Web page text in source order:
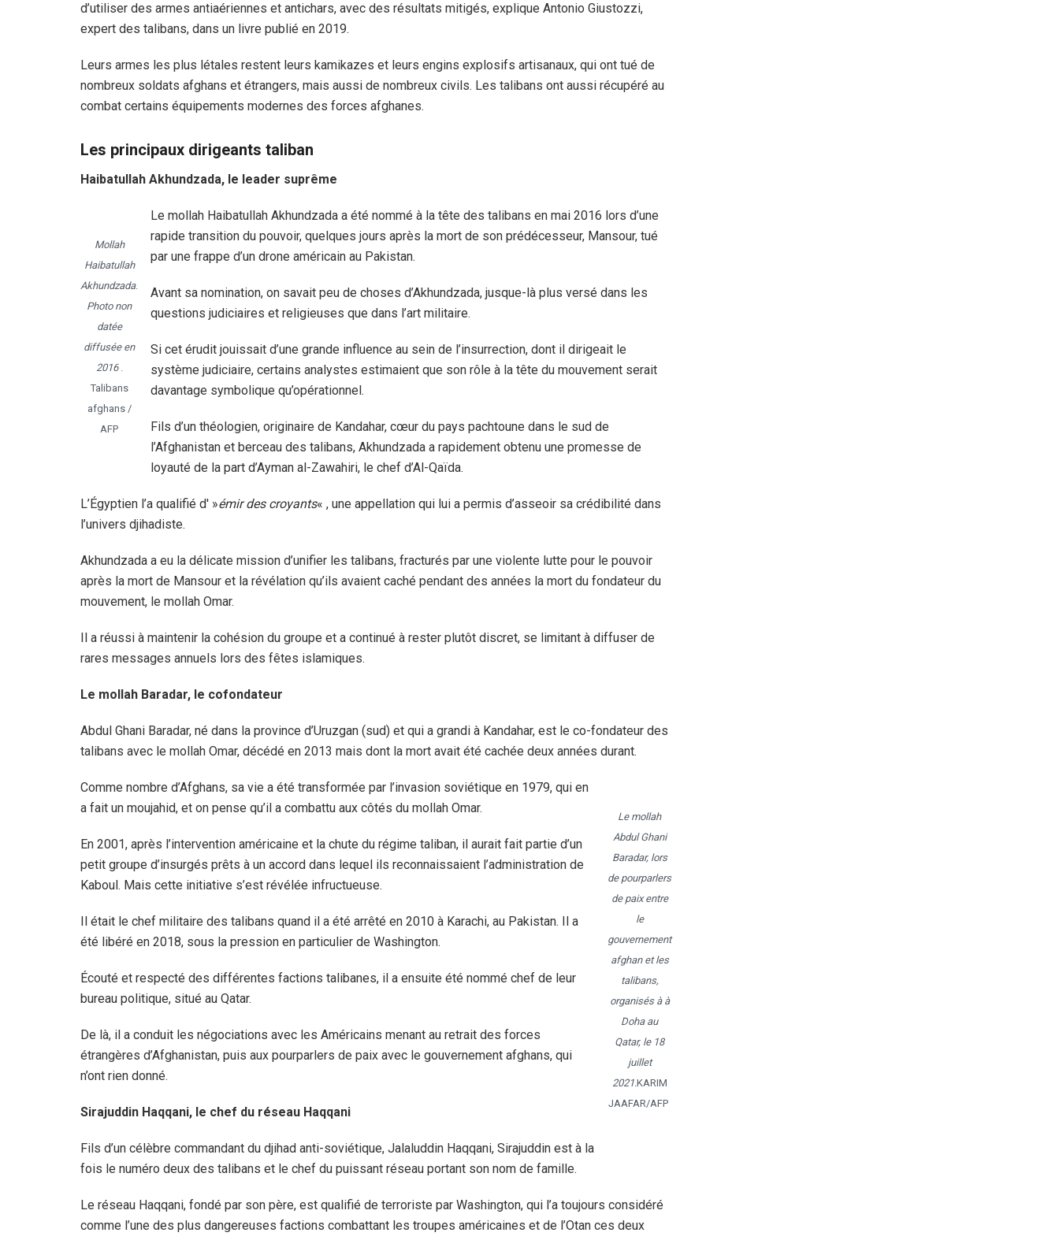
d’utiliser des armes antiaériennes et antichars, avec des résultats mitigés, explique Antonio Giustozzi,
expert des talibans, dans un livre publié en 2019.
Leurs armes les plus létales restent leurs kamikazes et leurs engins explosifs artisanaux, qui ont tué de
nombreux soldats afghans et étrangers, mais aussi de nombreux civils. Les talibans ont aussi récupéré au
combat certains équipements modernes des forces afghanes.
Les principaux dirigeants taliban
Haibatullah Akhundzada, le leader suprême
Mollah
Haibatullah
Akhundzada.
Photo non
datée
diffusée en
2016.
Talibans
afghans /
AFP
Le mollah Haibatullah Akhundzada a été nommé à la tête des talibans en mai 2016 lors d’une
rapide transition du pouvoir, quelques jours après la mort de son prédécesseur, Mansour, tué
par une frappe d’un drone américain au Pakistan.
Avant sa nomination, on savait peu de choses d’Akhundzada, jusque-là plus versé dans les
questions judiciaires et religieuses que dans l’art militaire.
Si cet érudit jouissait d’une grande influence au sein de l’insurrection, dont il dirigeait le
système judiciaire, certains analystes estimaient que son rôle à la tête du mouvement serait
davantage symbolique qu’opérationnel.
Fils d’un théologien, originaire de Kandahar, cœur du pays pachtoune dans le sud de
l’Afghanistan et berceau des talibans, Akhundzada a rapidement obtenu une promesse de
loyauté de la part d’Ayman al-Zawahiri, le chef d’Al-Qaïda.
L’Égyptien l’a qualifié d' »émir des croyants« , une appellation qui lui a permis d’asseoir sa crédibilité dans
l’univers djihadiste.
Akhundzada a eu la délicate mission d’unifier les talibans, fracturés par une violente lutte pour le pouvoir
après la mort de Mansour et la révélation qu’ils avaient caché pendant des années la mort du fondateur du
mouvement, le mollah Omar.
Il a réussi à maintenir la cohésion du groupe et a continué à rester plutôt discret, se limitant à diffuser de
rares messages annuels lors des fêtes islamiques.
Le mollah Baradar, le cofondateur
Abdul Ghani Baradar, né dans la province d’Uruzgan (sud) et qui a grandi à Kandahar, est le co-fondateur des
talibans avec le mollah Omar, décédé en 2013 mais dont la mort avait été cachée deux années durant.
Le mollah
Abdul Ghani
Baradar, lors
de pourparlers
de paix entre
le
gouvernement
afghan et les
talibans,
organisés à à
Doha au
Qatar, le 18
juillet
2021.KARIM
JAAFAR/AFP
Comme nombre d’Afghans, sa vie a été transformée par l’invasion soviétique en 1979, qui en
a fait un moujahid, et on pense qu’il a combattu aux côtés du mollah Omar.
En 2001, après l’intervention américaine et la chute du régime taliban, il aurait fait partie d’un
petit groupe d’insurgés prêts à un accord dans lequel ils reconnaissaient l’administration de
Kaboul. Mais cette initiative s’est révélée infructueuse.
Il était le chef militaire des talibans quand il a été arrêté en 2010 à Karachi, au Pakistan. Il a
été libéré en 2018, sous la pression en particulier de Washington.
Écouté et respecté des différentes factions talibanes, il a ensuite été nommé chef de leur
bureau politique, situé au Qatar.
De là, il a conduit les négociations avec les Américains menant au retrait des forces
étrangères d’Afghanistan, puis aux pourparlers de paix avec le gouvernement afghans, qui
n’ont rien donné.
Sirajuddin Haqqani, le chef du réseau Haqqani
Fils d’un célèbre commandant du djihad anti-soviétique, Jalaluddin Haqqani, Sirajuddin est à la
fois le numéro deux des talibans et le chef du puissant réseau portant son nom de famille.
Le réseau Haqqani, fondé par son père, est qualifié de terroriste par Washington, qui l’a toujours considéré
comme l’une des plus dangereuses factions combattant les troupes américaines et de l’Otan ces deux